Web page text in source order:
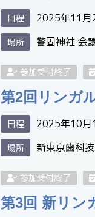
日程 2025年11月
場所 警固神社 会
参加受付終了
第2回リンガ
日程 2025年10月
場所 新東京歯科
参加受付終了
第3回 新リン